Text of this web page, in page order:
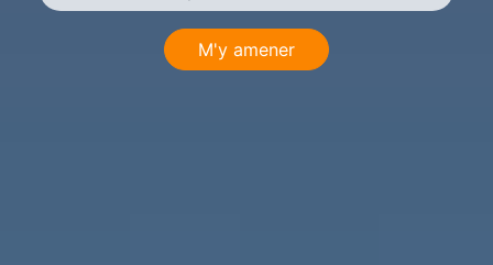
M'y amener